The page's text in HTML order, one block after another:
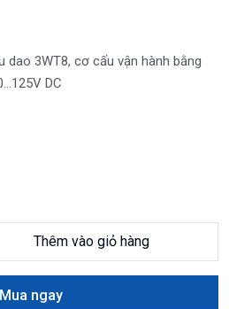
dao 3WT8, cơ cấu vận hành bằng
DC
Thêm vào giỏ hàng
Mua ngay